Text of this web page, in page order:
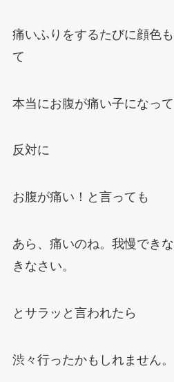
痛いふりをするたびに顔色
て
本当にお腹が痛い子になって
反対に
お腹が痛い！と言っても
あら、痛いのね。我慢でき
きなさい。
とサラッと言われたら
渋々行ったかもしれません。